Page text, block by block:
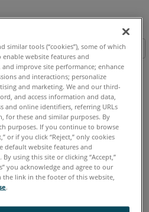
Gold Silver
ません。またはこの構成から得
。
similar tools (“cookies”), some of which
website features and
improve site performance; enhance
and interactions; personalize
and marketing. We and our third-
and access information and data,
and online identifiers, referring URLs
for these and similar purposes. By
purposes. If you continue to browse
or if you click “Reject,” only cookies
default website features and
using this site or clicking “Accept,”
you acknowledge and agree to our
the link in the footer of this website,
.